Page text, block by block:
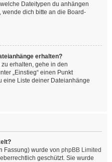
Dateitypen du anhängen
wende dich bitte an die Board-
erhalten?
erhalten, gehe in den
„Einstieg“ einen Punkt
eine Liste deiner Dateianhänge
Fassung) wurde von phpBB Limited
geschützt. Sie wurde